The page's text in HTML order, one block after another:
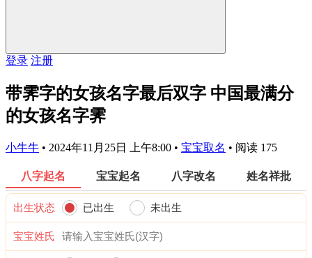
登录 注册
带霁字的女孩名字最后双字 中国最满分
的女孩名字霁
小牛牛 • 2024年11月25日 上午8:00 • 宝宝取名 • 阅读 175
八字起名 宝宝起名 八字改名 姓名祥批
出生状态 已出生 未出生
宝宝姓氏